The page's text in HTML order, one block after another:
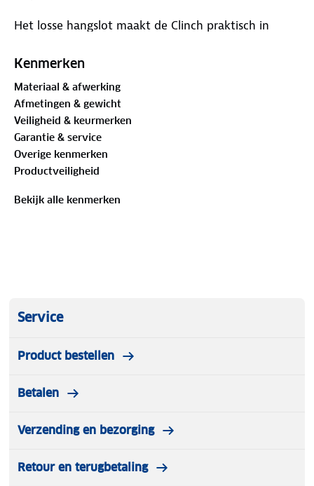
Het losse hangslot maakt de Clinch praktisch in
rondom het hangslot zorgen voor bescherming van
Kenmerken
Materiaal & afwerking
Afmetingen & gewicht
Veiligheid & keurmerken
Garantie & service
Overige kenmerken
Productveiligheid
Bekijk alle kenmerken
Service
Product bestellen
Betalen
Verzending en bezorging
Retour en terugbetaling